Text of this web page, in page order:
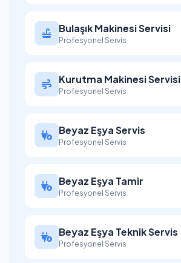
Bulaşık Makinesi Servisi
Profesyonel Servis
Kurutma Makinesi Servisi
Profesyonel Servis
Beyaz Eşya Servis
Profesyonel Servis
Beyaz Eşya Tamir
Profesyonel Servis
Beyaz Eşya Teknik Servis
Profesyonel Servis